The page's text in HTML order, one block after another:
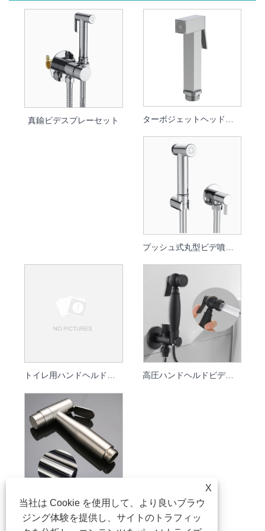
真鍮ビデスプレーセット
トイレ用ハンドヘルドビデスプレー - 高圧すすぎキット 高圧ハンドヘルドビデスプレー & トイレすすぎキット
304 ステンレス鋼のトイレ用スプレーキット - 高圧ハンドヘルドビデ
X
当社は Cookie を使用して、より良いブラウ
ジング体験を提供し、サイトのトラフィッ